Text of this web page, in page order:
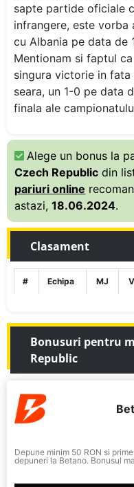
sapte partide oficiale
infrangere, este vorba
cu Albania pe data de
Mentionam si faptul
singura victorie in fata
seara, un 1-0 pe data
finala ale
Alege un bonus la
Czech Republic din
pariuri online
astazi,18.06.2024.
Clasament
# Echipa MJ V
Bonusuri pentru
Republic
Depune minim 50 RON si
depuneri la Betano. Bonusul